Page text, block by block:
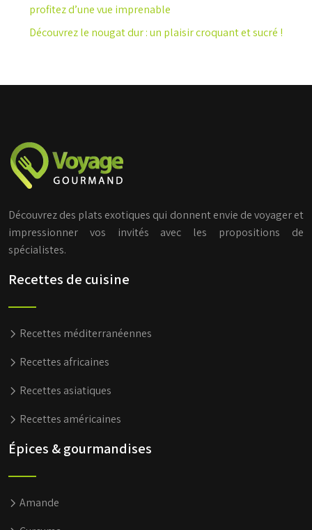
profitez d’une vue imprenable
Découvrez le nougat dur : un plaisir croquant et sucré !
Découvrez des plats exotiques qui donnent envie de voyager et
impressionner vos invités avec les propositions de
spécialistes.
Recettes de cuisine
Recettes méditerranéennes
Recettes africaines
Recettes asiatiques
Recettes américaines
Épices & gourmandises
Amande